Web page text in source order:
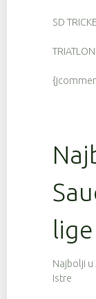
SD
lige
Najbolji u
Istre